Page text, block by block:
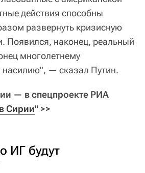
действия способны
развернуть кризисную
Появился, наконец, реальный
многолетнему
насилию", — сказал Путин.
— в спецпроекте РИА
Сирии" >>
ИГ будут